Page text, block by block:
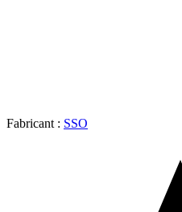
Fabricant : SSO